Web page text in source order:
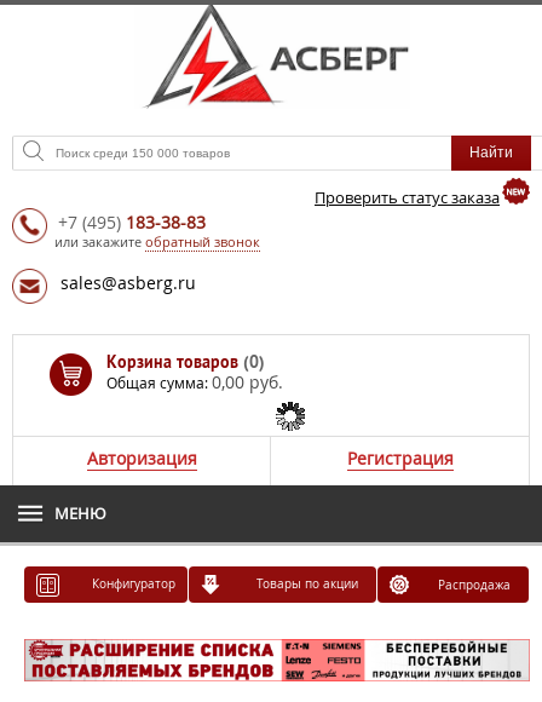
Проверить статус заказа
+7 (495) 183-38-83
или закажите обратный звонок
sales@asberg.ru
Корзина товаров (0)
Общая сумма:0,00 руб.
Авторизация Регистрация
МЕНЮ
Конфигуратор Товары по акции Распродажа